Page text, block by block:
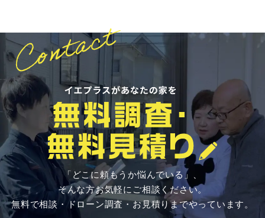
「どこに頼もうか悩んでいる」、
そんな方お気軽にご相談ください。
無料で相談・ドローン調査・お見積りまでやっています。